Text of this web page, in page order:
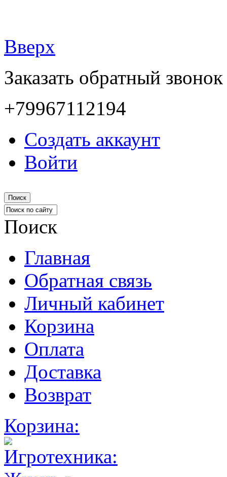
Вверх
Заказать обратный звонок
+79967112194
Создать аккаунт
Войти
Поиск
Поиск
Главная
Обратная связь
Личный кабинет
Корзина
Оплата
Доставка
Возврат
Корзина: